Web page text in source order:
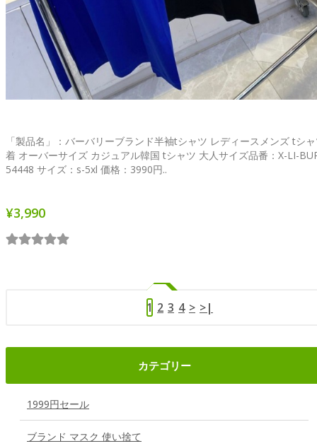
カテゴリー
1999円セール
ブランド マスク 使い捨て
「製品名」：バーバリーブランド半袖tシャツ レディースメンズ tシ
着 オーバーサイズ カジュアル韓国 tシャツ 大人サイズ品番：X-LI-
54448 サイズ：s-5xl 価格：3990円..
¥3,990
1 2 3 4 > >|